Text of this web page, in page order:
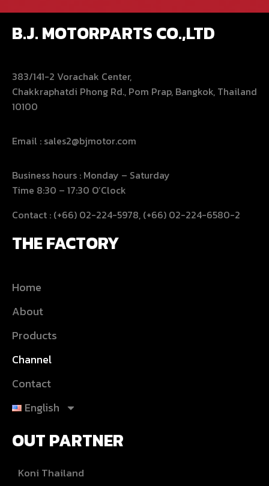
B.J. MOTORPARTS CO.,LTD
383/141-2 Vorachak Center,
Chakkraphatdi Phong Rd., Pom Prap, Bangkok, Thailand
10100
Email : sales2@bjmotor.com
Business hours : Monday – Saturday
Time 8:30 – 17:30 O’Clock
Contact : (+66) 02-224-5978, (+66) 02-224-6580-2
THE FACTORY
Home
About
Products
Channel
Contact
English
OUT PARTNER
Koni Thailand